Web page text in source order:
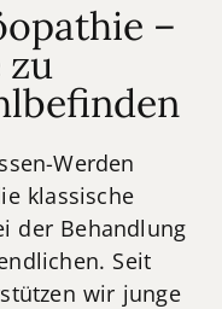
–
zu
Werden
klassische
der Behandlung
Seit
wir junge